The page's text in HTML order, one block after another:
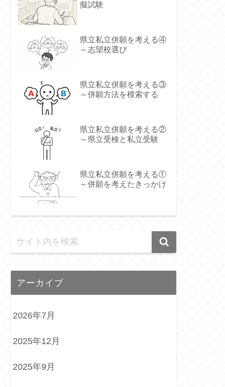
擬試験
県立私立併願を考える④
～志望校選び
県立私立併願を考える③
～併願方法を模索する
県立私立併願を考える②
～県立受検と私立受験
県立私立併願を考える①
～併願を考えたきっかけ
アーカイブ
2026年7月
2025年12月
2025年9月